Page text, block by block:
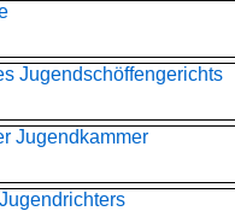
Jugendschöffengerichts
Jugendkammer